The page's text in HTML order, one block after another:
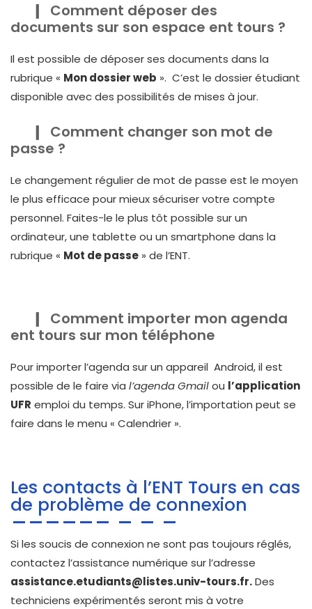
Comment déposer des
documents sur son espace ent tours ?
Il est possible de déposer ses documents dans la
rubrique « Mon dossier web ». C’est le dossier étudiant
disponible avec des possibilités de mises à jour.
Comment changer son mot de
passe ?
Le changement régulier de mot de passe est le moyen
le plus efficace pour mieux sécuriser votre compte
personnel. Faites-le le plus tôt possible sur un
ordinateur, une tablette ou un smartphone dans la
rubrique « Mot de passe » de l’ENT.
Comment importer mon agenda
ent tours sur mon téléphone
Pour importer l’agenda sur un appareil Android, il est
possible de le faire via l’agenda Gmailou l’application
UFR emploi du temps. Sur iPhone, l’importation peut se
faire dans le menu « Calendrier ».
Les contacts à l’ENT Tours en cas
de problème de connexion
Si les soucis de connexion ne sont pas toujours réglés,
contactez l’assistance numérique sur l’adresse
assistance.etudiants@listes.univ-tours.fr.Des
techniciens expérimentés seront mis à votre